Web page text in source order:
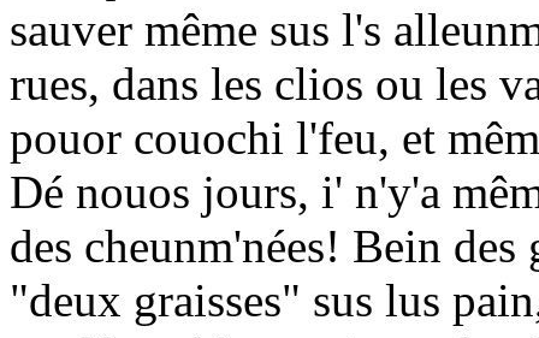
sauver même sus l's
rues, dans les clios ou les
pouor couochi l'feu, et
Dé nouos jours, i' n'y'a
des cheunm'nées! Bein
"deux graisses" sus lus